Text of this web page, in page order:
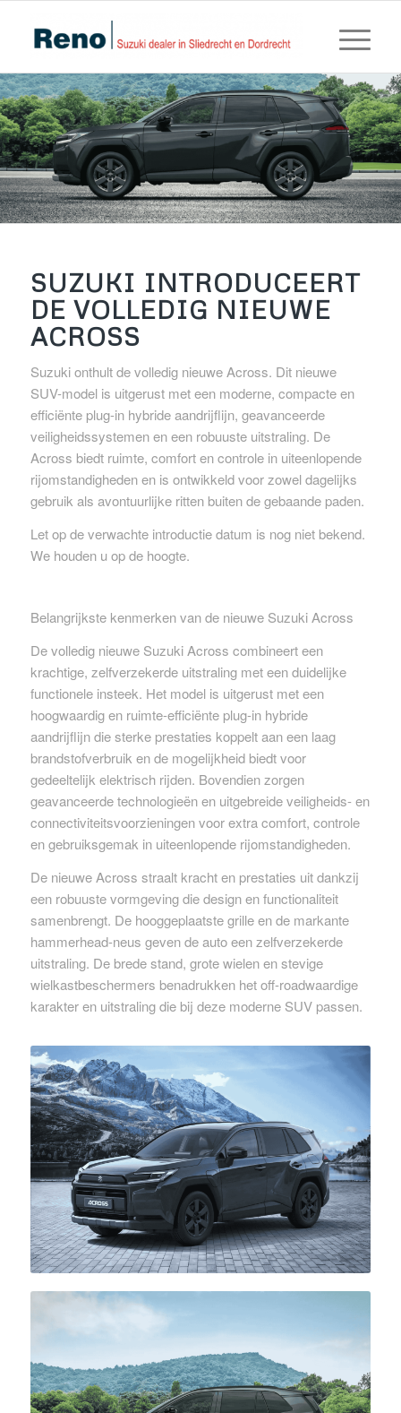
SUZUKI INTRODUCEERT
DE VOLLEDIG NIEUWE
ACROSS
Suzuki onthult de volledig nieuwe Across. Dit nieuwe
SUV-model is uitgerust met een moderne, compacte en
efficiënte plug-in hybride aandrijflijn, geavanceerde
veiligheidssystemen en een robuuste uitstraling. De
Across biedt ruimte, comfort en controle in uiteenlopende
rijomstandigheden en is ontwikkeld voor zowel dagelijks
gebruik als avontuurlijke ritten buiten de gebaande paden.
Let op de verwachte introductie datum is nog niet bekend.
We houden u op de hoogte.
Belangrijkste kenmerken van de nieuwe Suzuki Across
De volledig nieuwe Suzuki Across combineert een
krachtige, zelfverzekerde uitstraling met een duidelijke
functionele insteek. Het model is uitgerust met een
hoogwaardig en ruimte-efficiënte plug-in hybride
aandrijflijn die sterke prestaties koppelt aan een laag
brandstofverbruik en de mogelijkheid biedt voor
gedeeltelijk elektrisch rijden. Bovendien zorgen
geavanceerde technologieën en uitgebreide veiligheids- en
connectiviteitsvoorzieningen voor extra comfort, controle
en gebruiksgemak in uiteenlopende rijomstandigheden.
De nieuwe Across straalt kracht en prestaties uit dankzij
een robuuste vormgeving die design en functionaliteit
samenbrengt. De hooggeplaatste grille en de markante
hammerhead-neus geven de auto een zelfverzekerde
uitstraling. De brede stand, grote wielen en stevige
wielkastbeschermers benadrukken het off-roadwaardige
karakter en uitstraling die bij deze moderne SUV passen.